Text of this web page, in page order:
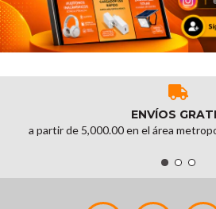
ENVÍOS
a partir de 5,000.00 en el área